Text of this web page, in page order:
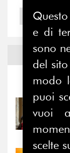
31/
il
e di
sono
del
modo
puoi
vuoi
scelte